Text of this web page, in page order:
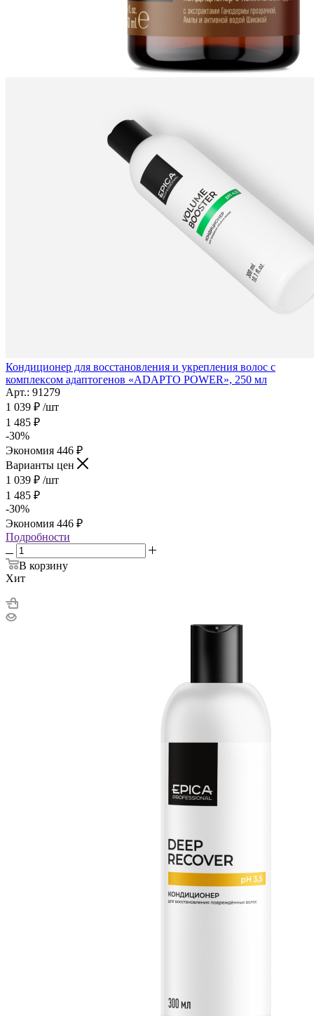
Кондиционер для восстановления и укрепления волос с
комплексом адаптогенов «ADAPTO POWER», 250 мл
Арт.: 91279
1 039 ₽ /шт
1 485 ₽
-30%
Экономия 446 ₽
Варианты цен
1 039 ₽ /шт
1 485 ₽
-30%
Экономия 446 ₽
Подробности
В корзину
Хит